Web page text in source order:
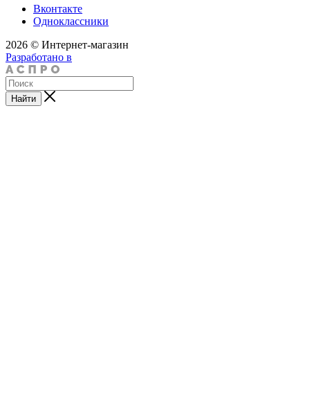
Вконтакте
Одноклассники
2026 © Интернет-магазин
Разработано в
Найти